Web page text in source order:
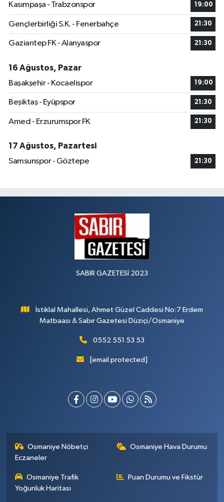
Kasımpaşa - Trabzonspor 19:00
Gençlerbirliği S.K. - Fenerbahçe 21:30
Gaziantep FK - Alanyaspor 21:30
16 Ağustos, Pazar
Başakşehir - Kocaelispor
19:00
Beşiktaş - Eyüpspor 21:30
Amed - Erzurumspor FK 21:30
17 Ağustos, Pazartesi
Samsunspor - Göztepe
21:30
SABIR GAZETESİ 2023
İstiklal Mahallesi, Ahmet Güzel Caddesi No:7 Erdem
Matbaası & Sabır Gazetesi Düziçi/Osmaniye
0552 551 53 53
[email protected]
Osmaniye Nöbetçi
Eczaneler
Osmaniye Hava Durumu
Osmaniye Trafik
Yoğunluk Haritası
Puan Durumu ve Fikstür